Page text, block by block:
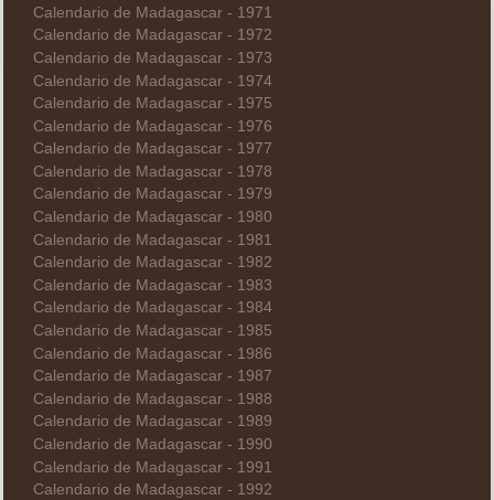
Calendario de Madagascar - 1971
Calendario de Madagascar - 1972
Calendario de Madagascar - 1973
Calendario de Madagascar - 1974
Calendario de Madagascar - 1975
Calendario de Madagascar - 1976
Calendario de Madagascar - 1977
Calendario de Madagascar - 1978
Calendario de Madagascar - 1979
Calendario de Madagascar - 1980
Calendario de Madagascar - 1981
Calendario de Madagascar - 1982
Calendario de Madagascar - 1983
Calendario de Madagascar - 1984
Calendario de Madagascar - 1985
Calendario de Madagascar - 1986
Calendario de Madagascar - 1987
Calendario de Madagascar - 1988
Calendario de Madagascar - 1989
Calendario de Madagascar - 1990
Calendario de Madagascar - 1991
Calendario de Madagascar - 1992